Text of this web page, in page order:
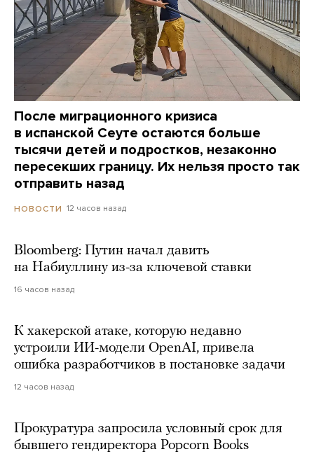
После миграционного кризиса
в испанской Сеуте остаются больше
тысячи детей и подростков, незаконно
пересекших границу. Их нельзя просто так
отправить назад
НОВОСТИ 12 часов назад
Bloomberg: Путин начал давить
на Набиуллину из-за ключевой ставки
16 часов назад
К хакерской атаке, которую недавно
устроили ИИ-модели OpenAI, привела
ошибка разработчиков в постановке задачи
12 часов назад
Прокуратура запросила условный срок для
бывшего гендиректора Popcorn Books